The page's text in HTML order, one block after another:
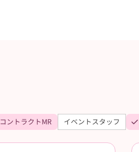
コントラクトMR イベントスタッフ